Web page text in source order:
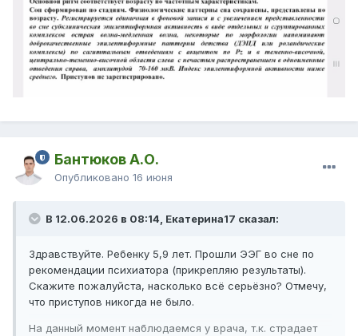
Бантюков А.О.
Опубликовано 16 июня
В 12.06.2026 в 08:14, Екатерина17 сказал:
Здравствуйте. Ребенку 5,9 лет. Прошли ЭЭГ во сне по
рекомендации психиатора (прикрепляю результаты).
Скажите пожалуйста, насколько всё серьёзно? Отмечу,
что приступов никогда не было.
На данный момент наблюдаемся у врача, т.к. страдает